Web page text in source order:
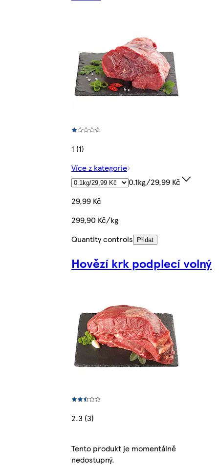
1 (1)
Více z kategorie
0.1kg/29,99 Kč
29,99 Kč
299,90 Kč/kg
Quantity controls
Přidat
Hovězí krk podplecí volný
2.3 (3)
Tento produkt je momentálně
nedostupný.